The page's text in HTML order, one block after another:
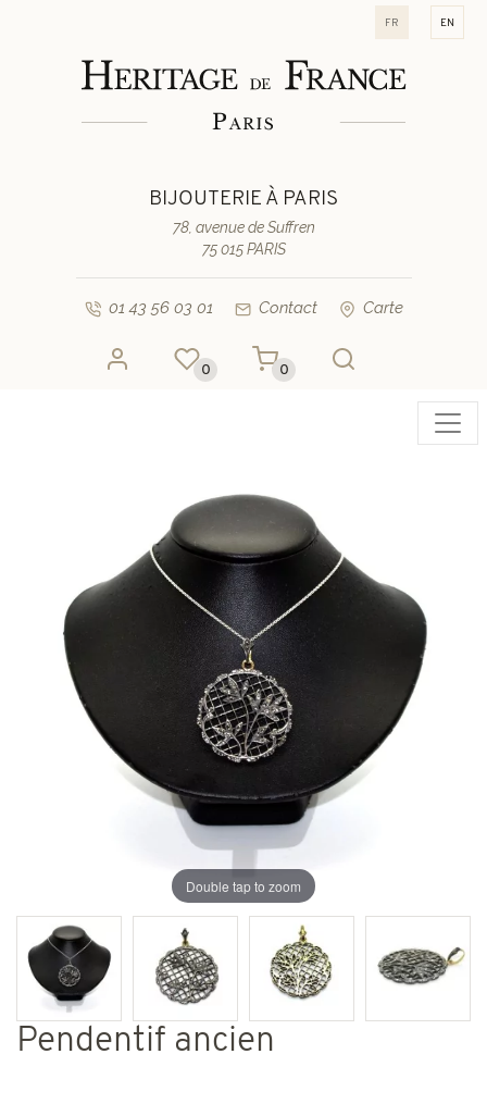
fr en
BIJOUTERIE À PARIS
78, avenue de Suffren
75 015 PARIS
01 43 56 03 01 Contact Carte
0 0
Double tap to zoom
Pendentif ancien